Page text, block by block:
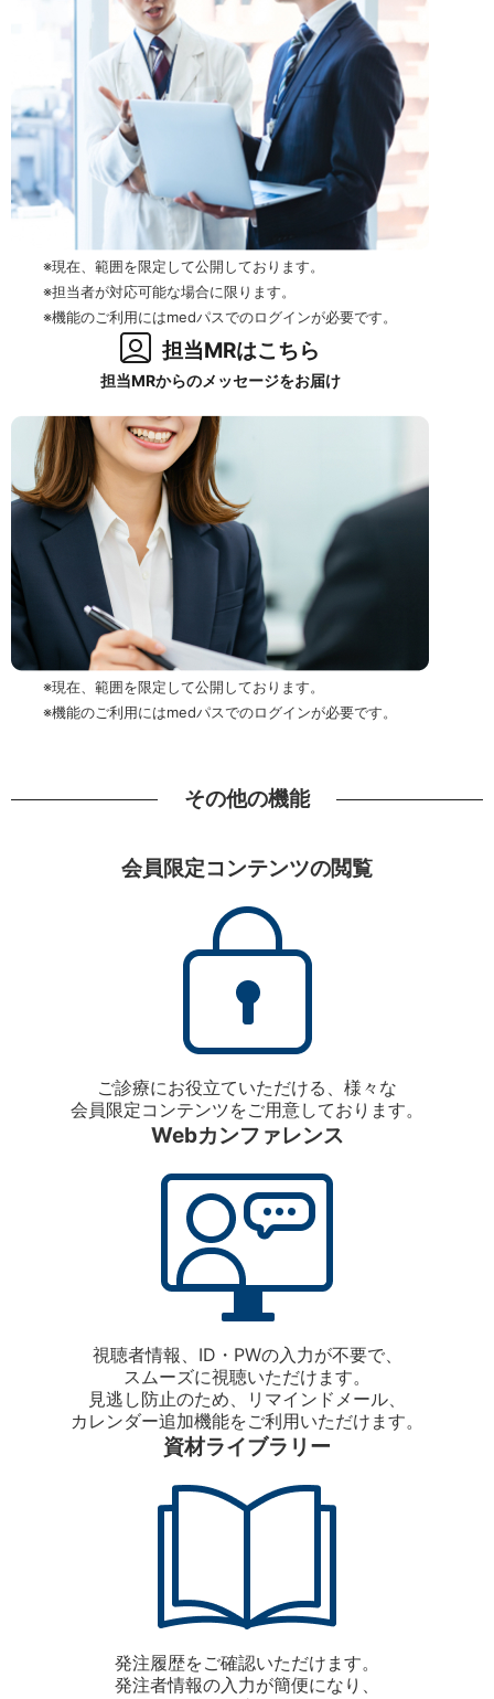
※現在、範囲を限定して公開しております。
※担当者が対応可能な場合に限ります。
※機能のご利用にはmedパスでのログインが必要です。
担当MRはこちら
担当MRからのメッセージをお届け
※現在、範囲を限定して公開しております。
※機能のご利用にはmedパスでのログインが必要です。
その他の機能
会員限定コンテンツの閲覧
ご診療にお役立ていただける、様々な
会員限定コンテンツをご用意しております。
Webカンファレンス
視聴者情報、ID・PWの入力が不要で、
スムーズに視聴いただけます。
見逃し防止のため、リマインドメール、
カレンダー追加機能をご利用いただけます。
資材ライブラリー
発注履歴をご確認いただけます。
発注者情報の入力が簡便になり、